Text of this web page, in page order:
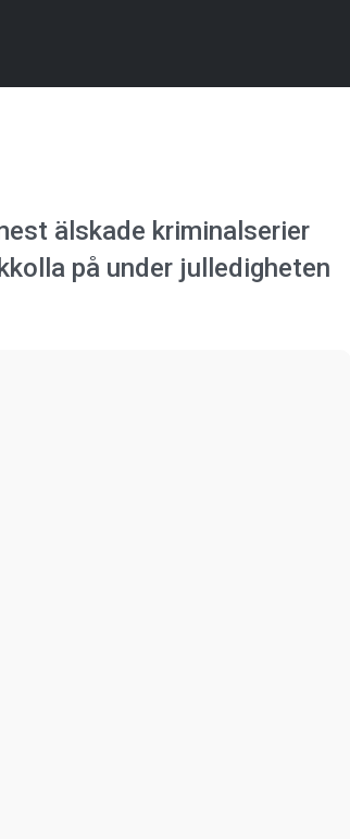
älskade kriminalserier
på under julledigheten